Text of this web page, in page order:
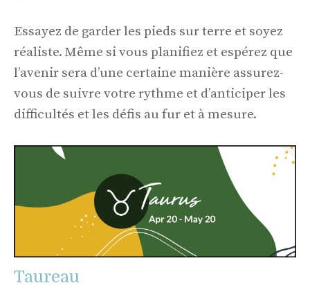
Essayez de garder les pieds sur terre et soyez
réaliste. Même si vous planifiez et espérez que
l’avenir sera d’une certaine manière assurez-
vous de suivre votre rythme et d’anticiper les
difficultés et les défis au fur et à mesure.
Taureau